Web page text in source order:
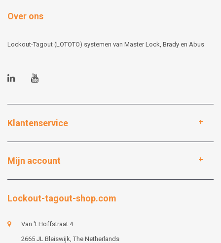
Over ons
Lockout-Tagout (LOTOTO) systemen van Master Lock, Brady en Abus
Klantenservice
Mijn account
Lockout-tagout-shop.com
Van 't Hoffstraat 4
2665 JL Bleiswijk, The Netherlands